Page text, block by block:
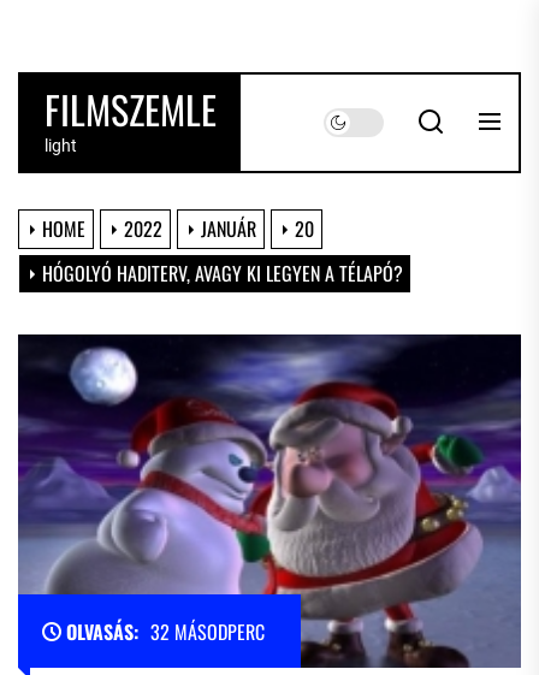
the
contentFILMSZEMLE
light
HOME 2022 JANUÁR
20
HÓGOLYÓ HADITERV, AVAGY KI LEGYEN A TÉLAPÓ?
OLVASÁS: 32 MÁSODPERC